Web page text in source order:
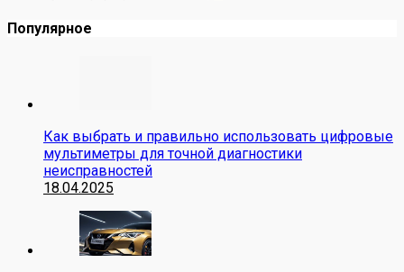
Популярное
Как выбрать и правильно использовать цифровые
мультиметры для точной диагностики
неисправностей
18.04.2025